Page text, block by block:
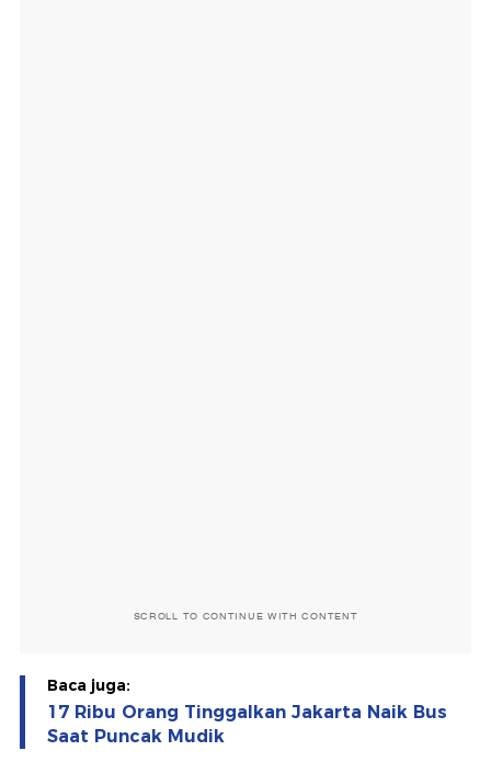
SCROLL TO CONTINUE WITH CONTENT
Baca juga:
17 Ribu Orang Tinggalkan Jakarta Naik Bus
Saat Puncak Mudik